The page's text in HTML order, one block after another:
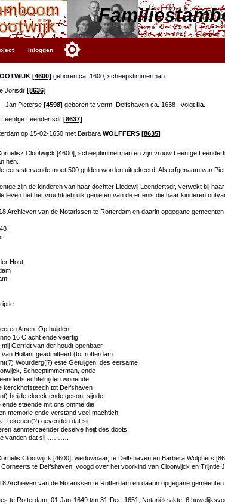
Inloggen
[4600] geboren ca. 1600, scheepstimmerman
Jorisdr[8636]
Jan Pieterse[4598] geboren te verm. Delfshaven ca. 1638 , volgtIIa.
Leendertsdr[8637]
op 15-02-1650 met BarbaraWOLFFERS [8635]
Clootwijck [4600], scheeptimmerman en zijn vrouw Leentge
hen.
eerststervende moet 500 gulden worden uitgekeerd. Als erfgenaam van
zijn de kinderen van haar dochter Liedewij Leendertsdr, verwekt bij
leven het het vruchtgebruik genieten van de erfenis die haar kinderen
Archieven van de Notarissen te Rotterdam en daarin opgegane
Hout
Amen: Op huijden
16 C acht ende veertig
Gerridt van der houdt openbaer
Hollant geadmitteert (tot rotterdam
Wourderg(?) este Getuijgen, des eersame
Scheeptimmerman, ende
echteluijden wonende
kerckhofsteech tot Delfshaven
beijde cloeck ende gesont sijnde
ende staende mit ons omme die
memorie ende verstand veel machtich
Tekenen(?) gevenden dat sij
aenmercaender deselve heijt des doots
vanden dat sij ……….
Clootwijck [4600], weduwnaar, te Delfshaven en Barbera Wolphers
te Delfshaven, voogd over het voorkind van Clootwijck en Trijntie
Archieven van de Notarissen te Rotterdam en daarin opgegane
te Rotterdam, 01-Jan-1649 t/m 31-Dec-1651, Notariële akte, 6